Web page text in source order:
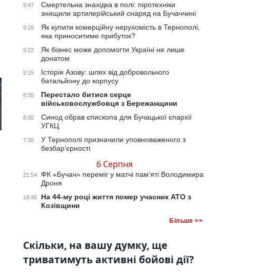
9:47
Смертельна знахідка в полі: піротехніки
знищили артилерійський снаряд на Бучаччині
9:28
Як купити комерційну нерухомість в Тернополі,
яка приноситиме прибуток?
9:22
Як бізнес може допомогти Україні не лише
донатом
9:15
Історія Азову: шлях від добровольчого
батальйону до корпусу
8:30
Перестало битися серце
військовослужбовця з Бережанщини
8:00
Синод обрав єпископа для Бучацької єпархії
УГКЦ
7:30
У Тернополі призначили уповноваженого з
безбар’єрності
6 Серпня
21:54
ФК «Бучач» переміг у матчі пам’яті Володимира
Дроня
18:46
На 44-му році життя помер учасник АТО з
Козівщини
Більше >>
Скільки, на вашу думку, ще
триватимуть активні бойові дії?